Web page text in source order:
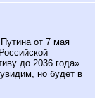
от 7 мая
до 2036 года»
но будет в